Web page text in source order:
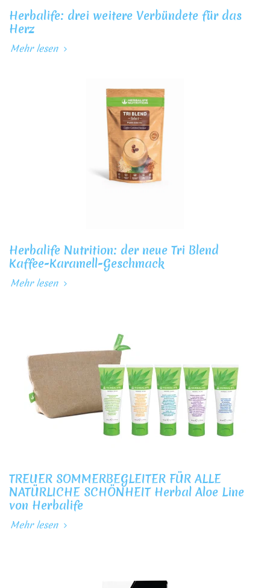
Herbalife: drei weitere Verbündete für das
Herz
Mehr lesen
Herbalife Nutrition: der neue Tri Blend
Kaffee-Karamell-Geschmack
Mehr lesen
TREUER SOMMERBEGLEITER FÜR ALLE
NATÜRLICHE SCHÖNHEIT Herbal Aloe Line
von Herbalife
Mehr lesen